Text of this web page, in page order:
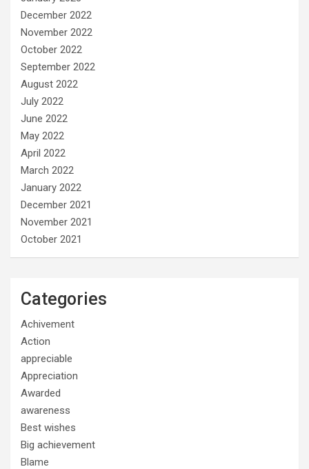
December 2022
November 2022
October 2022
September 2022
August 2022
July 2022
June 2022
May 2022
April 2022
March 2022
January 2022
December 2021
November 2021
October 2021
Categories
Achivement
Action
appreciable
Appreciation
Awarded
awareness
Best wishes
Big achievement
Blame